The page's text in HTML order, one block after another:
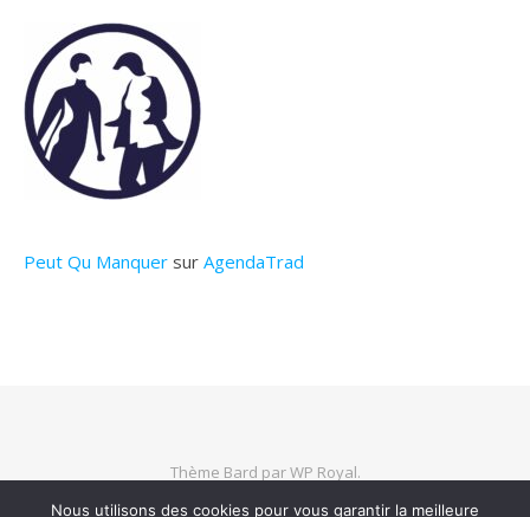
Peut Qu Manquer sur AgendaTrad
Thème Bard parWP Royal.
Nous utilisons des cookies pour vous garantir la meilleure